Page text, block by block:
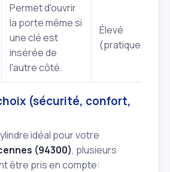
Permet d'ouvrir
la porte même si
une clé est
insérée de
l'autre côté.
Élevé
(pratique)
(sécurité, confort,
idéal pour votre
(94300), plusieurs
être pris en compte: